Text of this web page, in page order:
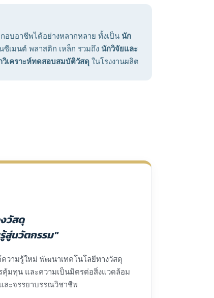
บอาชีพได้อย่างหลากหลาย ทั้งเป็น นัก
เมนต์ พลาสติก เหล็ก รวมถึง นักวิจัยและ
วิเคราะห์ทดสอบสมบัติวัสดุ ในโรงงานผลิต
วัสดุ
สู่นวัตกรรม"
ความรู้ใหม่ พัฒนาเทคโนโลยีทางวัสดุ
คุ้มทุน และความเป็นมิตรต่อสิ่งแวดล้อม
ะจรรยาบรรณวิชาชีพ